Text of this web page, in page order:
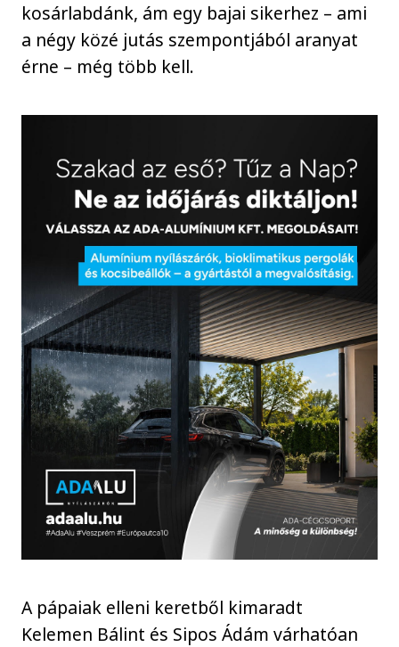
kosárlabdánk, ám egy bajai sikerhez – ami
a négy közé jutás szempontjából aranyat
érne – még több kell.
A pápaiak elleni keretből kimaradt
Kelemen Bálint és Sipos Ádám várhatóan